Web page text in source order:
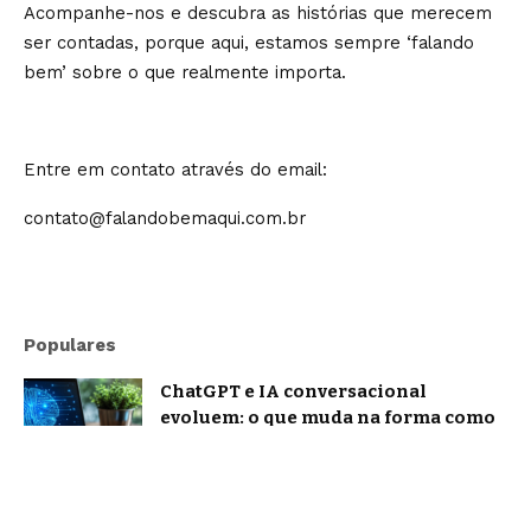
Acompanhe-nos e descubra as histórias que merecem
ser contadas, porque aqui, estamos sempre ‘falando
bem’ sobre o que realmente importa.
Entre em contato através do email:
contato@falandobemaqui.com.br
Populares
ChatGPT e IA conversacional
evoluem: o que muda na forma como